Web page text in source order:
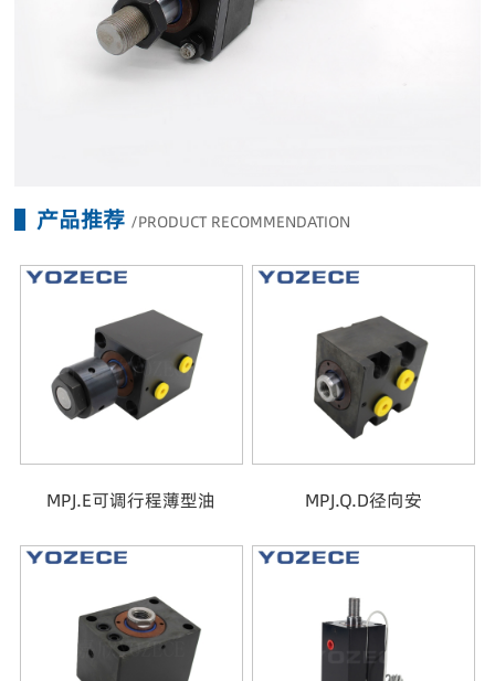
产品推荐 /PRODUCT RECOMMENDATION
MPJ.E可调行程薄型油 MPJ.Q.D径向安